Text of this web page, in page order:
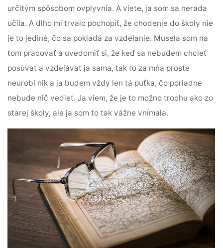
určitým spôsobom ovplyvnia. A viete, ja som sa nerada
učila. A dlho mi trvalo pochopiť, že chodenie do školy nie
je to jediné, čo sa pokladá za vzdelanie. Musela som na
tom pracovať a uvedomiť si, že keď sa nebudem chcieť
posúvať a vzdelávať ja sama, tak to za mňa proste
neurobí nik a ja budem vždy len tá puťka, čo poriadne
nebude nič vedieť. Ja viem, že je to možno trochu ako zo
starej školy, ale ja som to tak vážne vnímala.